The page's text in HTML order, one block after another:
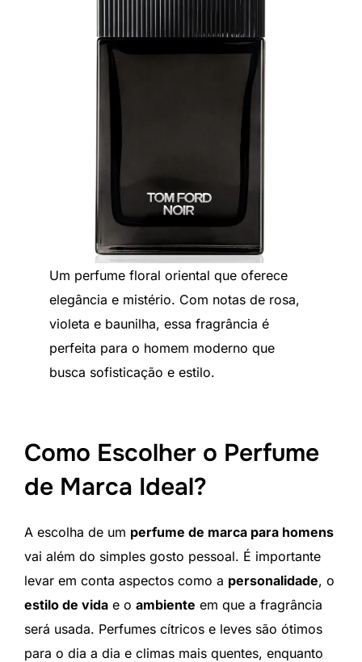
Um perfume floral oriental que oferece
elegância e mistério. Com notas de rosa,
violeta e baunilha, essa fragrância é
perfeita para o homem moderno que
busca sofisticação e estilo.
Como Escolher o Perfume
de Marca Ideal?
A escolha de um perfume de marca para homens
vai além do simples gosto pessoal. É importante
levar em conta aspectos como a personalidade, o
estilo de vida e o ambiente em que a fragrância
será usada. Perfumes cítricos e leves são ótimos
para o dia a dia e climas mais quentes, enquanto